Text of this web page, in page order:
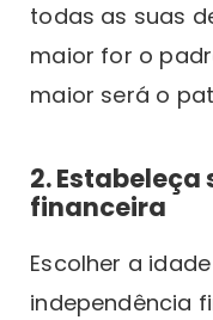
todas as suas
maior for o
maior será o
2.
financeira
Escolher a
independência